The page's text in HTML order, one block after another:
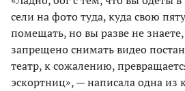
сели на фото туда, куда свою
помещать, но вы разве не знаете,
запрещено снимать видео
театр, к сожалению,
эскортниц», — написала одна из